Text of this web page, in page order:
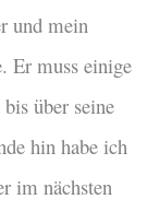
und mein
Er muss einige
über seine
hin habe ich
im nächsten